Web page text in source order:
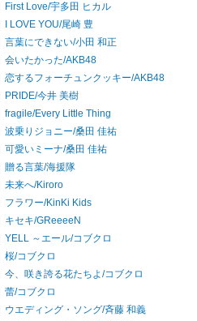
First Love/宇多田 ヒカル
I LOVE YOU/尾崎 豊
言葉にできない/小田 和正
会いたかった/AKB48
恋するフォーチュンクッキー/AKB48
PRIDE/今井 美樹
fragile/Every Little Thing
波乗りジョニー/桑田 佳祐
可愛いミーナ/桑田 佳祐
贈る言葉/海援隊
未来へ/Kiroro
フラワー/KinKi Kids
キセキ/GReeeeN
YELL ～エール/コブクロ
桜/コブクロ
今、咲き誇る花たちよ/コブクロ
蕾/コブクロ
ウエディング・ソング/斉藤 和義